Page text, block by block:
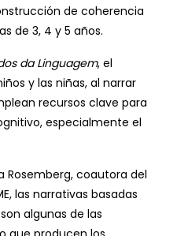
de coherencia
de 3, 4 y 5 años.
da Linguagem, el
y las niñas, al narrar
recursos clave para
especialmente el
Rosemberg, coautora del
las narrativas basadas
algunas de las